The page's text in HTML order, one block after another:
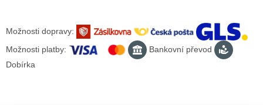
Možnosti dopravy:
Možnosti platby:
Bankovní převod
Dobírka